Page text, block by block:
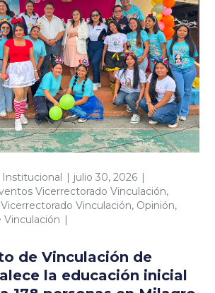
julio 30, 2026
Vicerrectorado Vinculación,
Vinculación, Opinión,
Vinculación
de Vinculación de
la educación inicial